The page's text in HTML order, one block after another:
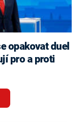
pro a proti